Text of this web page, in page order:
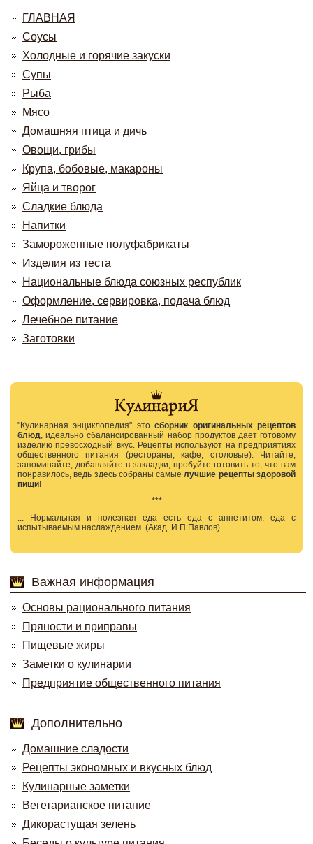
ГЛАВНАЯ
Соусы
Холодные и горячие закуски
Супы
Рыба
Мясо
Домашняя птица и дичь
Овощи, грибы
Крупа, бобовые, макароны
Яйца и творог
Сладкие блюда
Напитки
Замороженные полуфабрикаты
Изделия из теста
Национальные блюда союзных республик
Оформление, сервировка, подача блюд
Лечебное питание
Заготовки
"Кулинарная энциклопедия" этосборник оригинальных рецептов
блюд, идеально сбалансированный набор продуктов дает готовому
изделию превосходный вкус. Рецепты используют на предприятиях
общественного питания (рестораны, кафе, столовые). Читайте,
запоминайте, добавляйте в закладки, пробуйте готовить то, что вам
понравилось, ведь здесь собраны самыелучшие рецепты здоровой
пищи!
***
... Нормальная и полезная еда есть еда с аппетитом, еда с
испытываемым наслаждением. (Акад. И.П.Павлов)
Важная информация
Основы рационального питания
Пряности и приправы
Пищевые жиры
Заметки о кулинарии
Предприятие общественного питания
Дополнительно
Домашние сладости
Рецепты экономных и вкусных блюд
Кулинарные заметки
Вегетарианское питание
Дикорастущая зелень